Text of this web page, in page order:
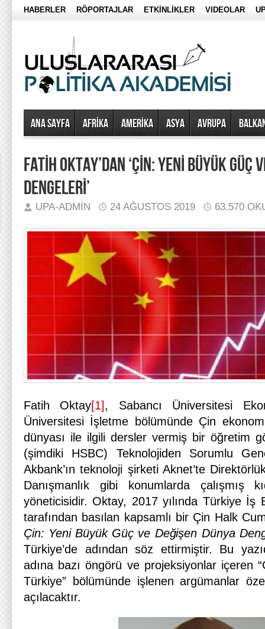
HABERLER RÖPORTAJLAR ETKİNLİKLER VIDEOLAR
Ana Sayfa AFRİKA AMERİKA ASYA AVRUPA
FATİH OKTAY’DAN ‘ÇİN: YENİ BÜYÜK GÜÇ
DENGELERİ’
UPA-ADMIN 24 AĞUSTOS 2019 63.570
Fatih Oktay[1], Sabancı Üniversitesi
Üniversitesi İşletme bölümünde Çin
dünyası ile ilgili dersler vermiş bir öğretim
(şimdiki HSBC) Teknolojiden Sorumlu
Akbank’ın teknoloji şirketi Aknet’te
Danışmanlık gibi konumlarda çalışmış
yöneticisidir. Oktay, 2017 yılında Türkiye İş
tarafından basılan kapsamlı bir Çin Halk
Çin: Yeni Büyük Güç ve Değişen Dünya
Türkiye’de adından söz ettirmiştir. Bu
adına bazı öngörü ve projeksiyonlar içeren
Türkiye” bölümünde işlenen argümanlar
açılacaktır.